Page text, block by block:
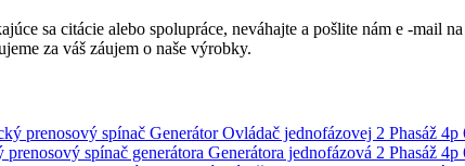
sa citácie alebo spolupráce, neváhajte a pošlite nám e -mail na
za váš záujem o naše výrobky.
spínač generátora Generátora jednofázová 2 Phasáž